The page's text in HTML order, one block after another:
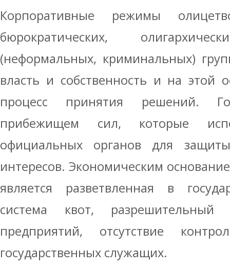
Корпоративные режимы
бюрократических,
(неформальных, криминальных)
власть и собственность и на этой
процесс принятия решений.
прибежищем сил, которые
официальных органов для
интересов. Экономическим
является разветвленная в
система квот, разрешительный
предприятий, отсутствие
государственных служащих.